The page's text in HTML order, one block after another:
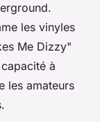
les vinyles
Me Dizzy"
à
les amateurs